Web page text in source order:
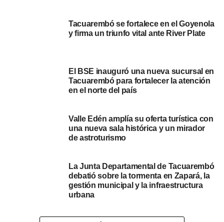
Tacuarembó FC, que busca consolidarse como un
contendiente fuerte en la Segunda División Profesional.
Tacuarembó y La Luz empatan en vibrante duelo
Estadio Goyenola en el ojo de la tormenta:
Suspensión de la fecha en Segunda División por
falta de garantías
Tacuarembó se fortalece en el Goyenola
y firma un triunfo vital ante River Plate
El BSE inauguró una nueva sucursal en
Tacuarembó para fortalecer la atención
en el norte del país
Valle Edén amplía su oferta turística con
una nueva sala histórica y un mirador
de astroturismo
La Junta Departamental de Tacuarembó
debatió sobre la tormenta en Zapará, la
gestión municipal y la infraestructura
urbana